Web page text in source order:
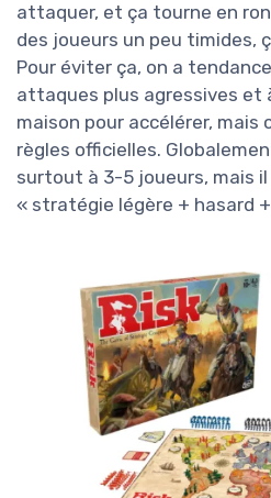
attaquer, et ça tourne en
des joueurs un peu timides,
Pour éviter ça, on a
attaques plus agressives et
maison pour accélérer, mais
règles officielles.
surtout à 3-5 joueurs, mais
« stratégie légère + hasard